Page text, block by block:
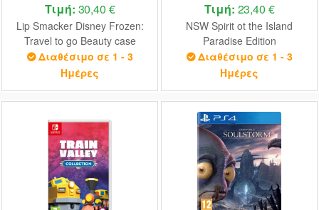
Τιμή: 30,40 €
Lip Smacker Disney Frozen:
Travel to go Beauty case
(1510688E)
Διαθέσιμο σε 1 - 3
Ημέρες
Τιμή: 23,40 €
NSW Spirit ot the Island
Paradise Edition
Διαθέσιμο σε 1 - 3
Ημέρες